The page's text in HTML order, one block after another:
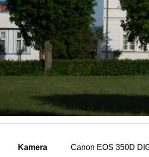
Kamera
Canon EOS 350D